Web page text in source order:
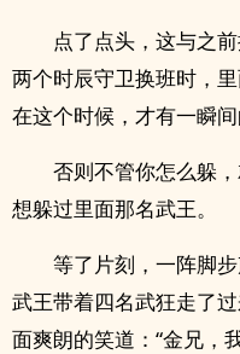
点了点头，这与之
两个时辰守卫换班时，
在这个时候，才有一瞬
否则不管你怎么躲
想躲过里面那名武王。
等了片刻，一阵脚
武王带着四名武狂走了
面爽朗的笑道：“金兄，